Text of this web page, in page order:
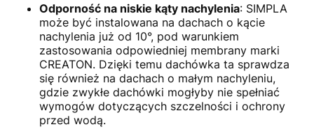
Odporność na niskie kąty nachylenia: SIMPLA
może być instalowana na dachach o kącie
nachylenia już od 10°, pod warunkiem
zastosowania odpowiedniej membrany marki
CREATON. Dzięki temu dachówka ta sprawdza
się również na dachach o małym nachyleniu,
gdzie zwykłe dachówki mogłyby nie spełniać
wymogów dotyczących szczelności i ochrony
przed wodą.